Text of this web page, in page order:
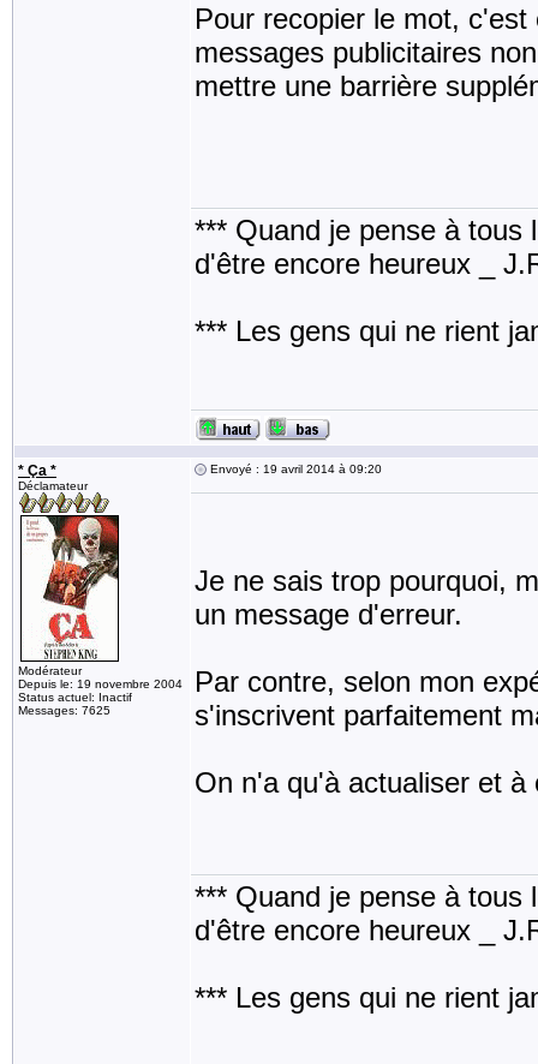
Pour recopier le mot,
messages publicitaires
mettre une barrière
*** Quand je pense à tous
d'être encore heureux _
*** Les gens qui ne rient
* Ça *
Déclamateur
Modérateur
Depuis le: 19 novembre 2004
Status actuel: Inactif
Messages: 7625
Envoyé : 19 avril 2014 à 09:20
Je ne sais trop pourquoi,
un message d'erreur.
Par contre, selon mon
s'inscrivent parfaitement
On n'a qu'à actualiser et
*** Quand je pense à tous
d'être encore heureux _
*** Les gens qui ne rient